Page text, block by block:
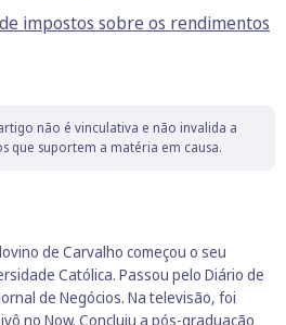
impostos sobre os rendimentos
não é vinculativa e não invalida a
que suportem a matéria em causa.
de Carvalho começou o seu
Católica. Passou pelo Diário de
de Negócios. Na televisão, foi
no Now. Concluiu a pós-graduação